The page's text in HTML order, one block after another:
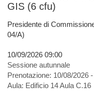
GIS (6 cfu)
Presidente di
04/A)
10/09/2026 09:00
Sessione autunnale
Prenotazione: 10/08/2026
Aula: Edificio 14 Aula C.16